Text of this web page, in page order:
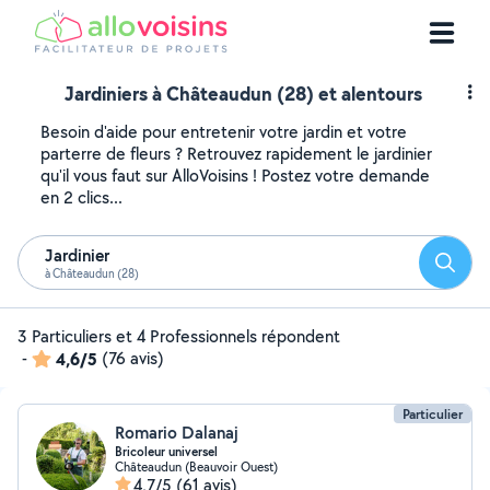
Jardiniers à Châteaudun (28) et alentours
Besoin d'aide pour entretenir votre jardin et votre
parterre de fleurs ? Retrouvez rapidement le jardinier
qu'il vous faut sur AlloVoisins ! Postez votre demande
en 2 clics...
Jardinier
à Châteaudun (28)
3 Particuliers et 4 Professionnels répondent
-
4,6/5 (76 avis)
Particulier
Romario Dalanaj
Bricoleur universel
Châteaudun (Beauvoir Ouest)
4,7/5 (61 avis)